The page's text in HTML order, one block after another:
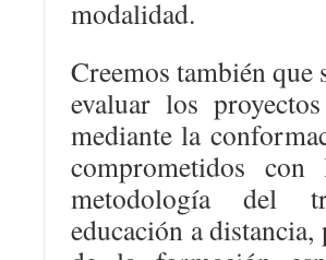
modalidad.
Creemos también
evaluar los
mediante la
comprometidos
metodología del
educación a